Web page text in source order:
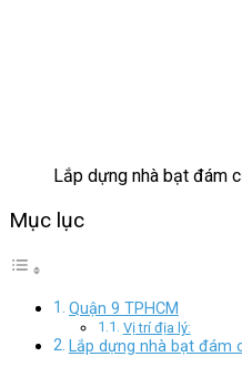
Lắp dựng nhà bạt đám
Mục lục
Quận 9 TPHCM
Vị trí địa lý:
Lắp dựng nhà bạt đám